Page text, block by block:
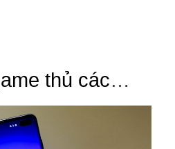
thủ các
chơi game
nay